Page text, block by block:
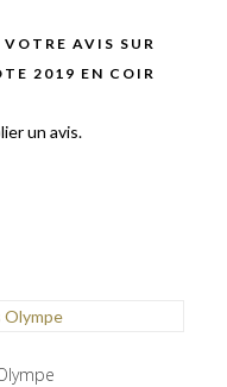
VOTRE AVIS SUR
2019 EN COIR
un avis.